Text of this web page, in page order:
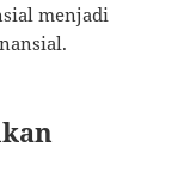
menjadi